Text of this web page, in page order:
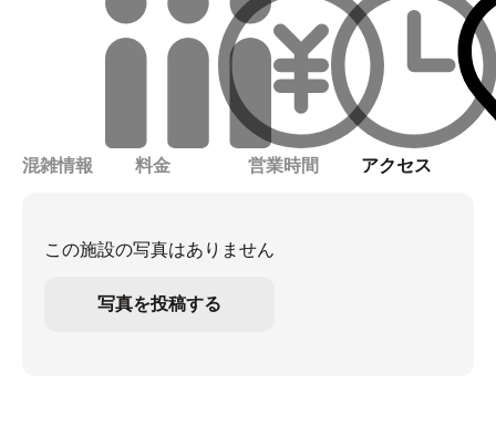
混雑情報 料金 営業時間 アクセス
この施設の写真はありません
写真を投稿する